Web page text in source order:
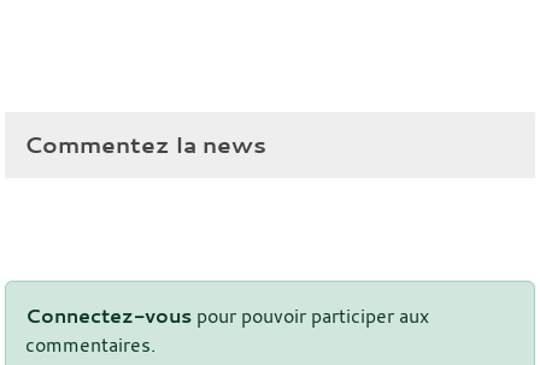
Commentez la news
Connectez-vous pour pouvoir participer aux
commentaires.